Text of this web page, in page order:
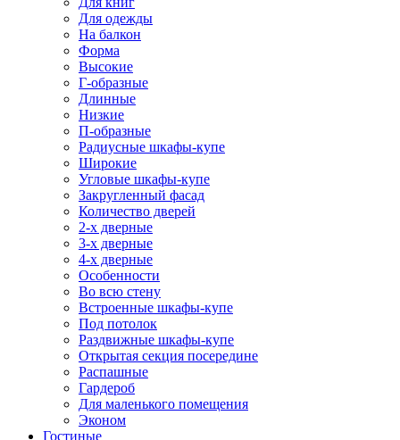
Для одежды
На балкон
Форма
Высокие
Г-образные
Длинные
Низкие
П-образные
Радиусные шкафы-купе
Широкие
Угловые шкафы-купе
Закругленный фасад
Количество дверей
2-х дверные
3-х дверные
4-х дверные
Особенности
Во всю стену
Встроенные шкафы-купе
Под потолок
Раздвижные шкафы-купе
Открытая секция посередине
Распашные
Гардероб
Для маленького помещения
Эконом
Гостиные